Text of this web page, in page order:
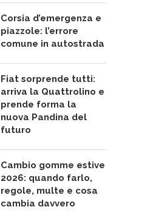
Corsia d’emergenza e
piazzole: l’errore
comune in autostrada
Fiat sorprende tutti:
arriva la Quattrolino e
prende forma la
nuova Pandina del
futuro
Cambio gomme estive
2026: quando farlo,
regole, multe e cosa
cambia davvero